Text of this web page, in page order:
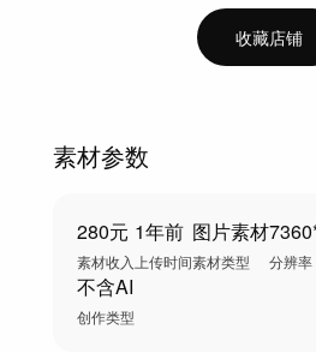
收藏店铺
素材参数
280元
素材收入
1年前
上传时间
图片素材
素材类型 分辨率
不含AI
创作类型